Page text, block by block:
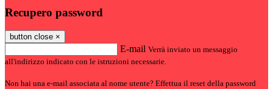
Recupero password
button close ×
E-mail Verrà inviato un messaggio
all'indirizzo indicato con le istruzioni necessarie.
Non hai una e-mail associata al nome utente? Effettua il reset della password